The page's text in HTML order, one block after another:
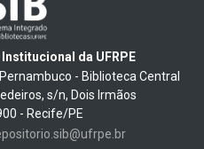
da UFRPE
- Biblioteca Central
s/n, Dois Irmãos
- Recife/PE